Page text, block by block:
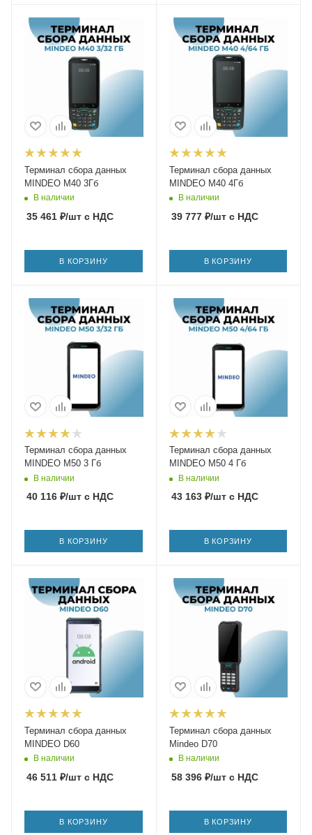
Терминал сбора данных
MINDEO M40 3Гб
В наличии
35 461 ₽/шт с НДС
В КОРЗИНУ
Терминал сбора данных
MINDEO M40 4Гб
В наличии
39 777₽/штс НДС
В КОРЗИНУ
Терминал сбора данных
MINDEO M50 3 Гб
В наличии
40 116 ₽/шт с НДС
В КОРЗИНУ
Терминал сбора данных
MINDEO M50 4 Гб
В наличии
43 163₽/штс НДС
В КОРЗИНУ
Терминал сбора данных
MINDEO D60
В наличии
46 511 ₽/шт с НДС
В КОРЗИНУ
Терминал сбора данных
Mindeo D70
В наличии
58 396₽/штс НДС
В КОРЗИНУ